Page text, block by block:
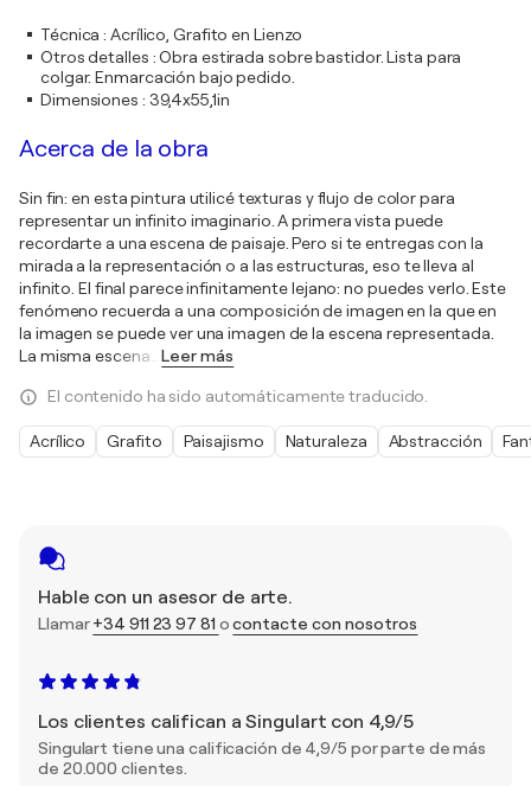
Hable con un asesor de arte.
Llamar+34 911 23 97 81 ocontacte con nosotros
Los clientes califican a Singulart con 4,9/5
Singulart tiene una calificación de 4,9/5 por parte de más
de 20.000 clientes.
Técnica :Acrílico, Grafito en Lienzo
Otros detalles :Obra estirada sobre bastidor. Lista para
colgar. Enmarcación bajo pedido.
Dimensiones : 39,4x55,1in
Acerca de la obra
Sin fin: en esta pintura utilicé texturas y flujo de color para
representar un infinito imaginario. A primera vista puede
recordarte a una escena de paisaje. Pero si te entregas con la
mirada a la representación o a las estructuras, eso te lleva al
infinito. El final parece infinitamente lejano: no puedes verlo. Este
fenómeno recuerda a una composición de imagen en la que en
la imagen se puede ver una imagen de la escena representada.
La misma escena
Leer más
El contenido ha sido automáticamente traducido.
Acrílico Grafito Paisajismo Naturaleza Abstracción